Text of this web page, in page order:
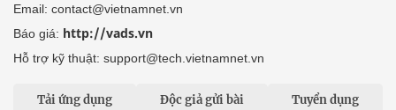
Email: contact@vietnamnet.vn
Báo giá: http://vads.vn
Hỗ trợ kỹ thuật: support@tech.vietnamnet.vn
Tải ứng dụng Độc giả gửi bài Tuyển dụng